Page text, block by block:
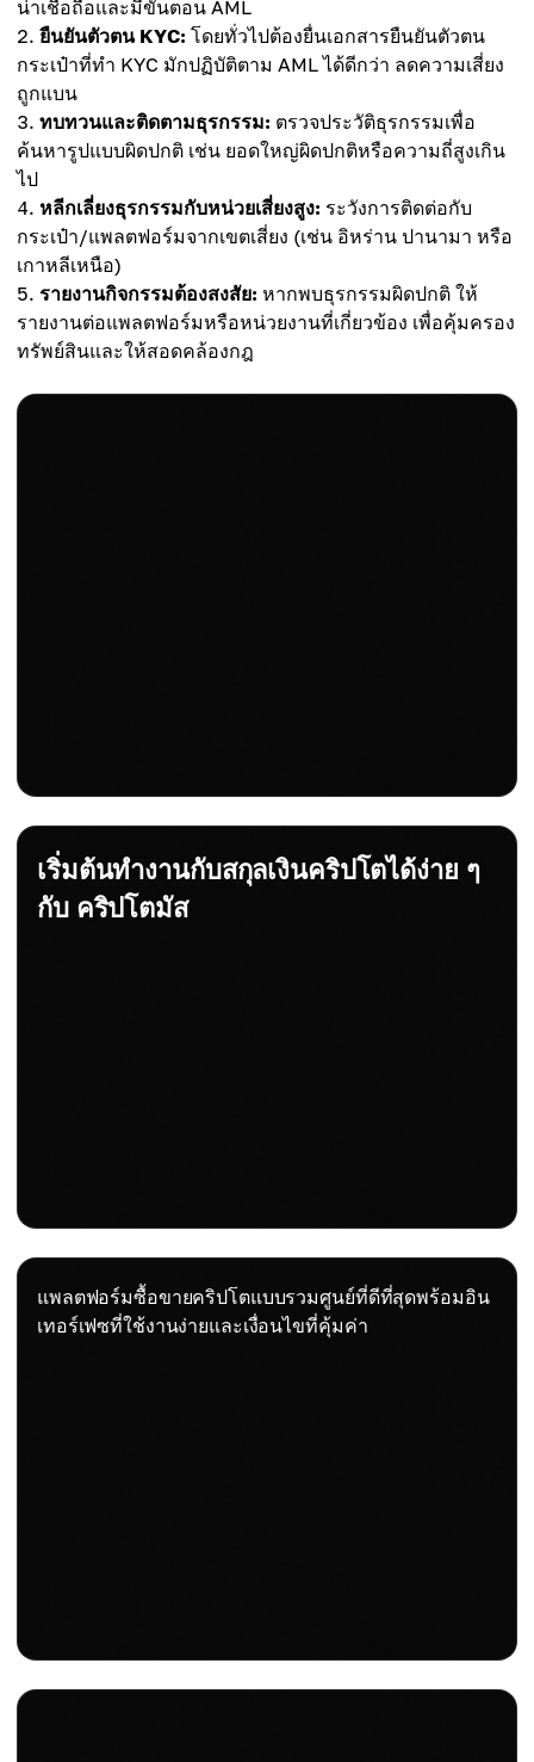
น่าเชื่อถือและมีขั้นตอน AML
ยืนยันตัวตน KYC: โดยทั่วไปต้องยื่นเอกสารยืนยันตัวตน
กระเป๋าที่ทำ KYC มักปฏิบัติตาม AML ได้ดีกว่า ลดความเสี่ยง
ถูกแบน
ทบทวนและติดตามธุรกรรม: ตรวจประวัติธุรกรรมเพื่อ
ค้นหารูปแบบผิดปกติ เช่น ยอดใหญ่ผิดปกติหรือความถี่สูงเกิน
ไป
หลีกเลี่ยงธุรกรรมกับหน่วยเสี่ยงสูง: ระวังการติดต่อกับ
กระเป๋า/แพลตฟอร์มจากเขตเสี่ยง (เช่น อิหร่าน ปานามา หรือ
เกาหลีเหนือ)
รายงานกิจกรรมต้องสงสัย: หากพบธุรกรรมผิดปกติ ให้
รายงานต่อแพลตฟอร์มหรือหน่วยงานที่เกี่ยวข้อง เพื่อคุ้มครอง
ทรัพย์สินและให้สอดคล้องกฎ
เริ่มต้นทำงานกับสกุลเงินคริปโตได้ง่าย ๆ
กับ คริปโตมัส
แพลตฟอร์มซื้อขายคริปโตแบบรวมศูนย์ที่ดีที่สุดพร้อมอิน
เทอร์เฟซที่ใช้งานง่ายและเงื่อนไขที่คุ้มค่า